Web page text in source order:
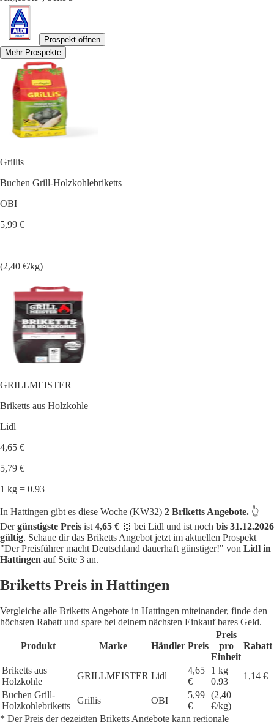
Prospekt öffnen
Mehr Prospekte
Grillis
Buchen Grill-Holzkohlebriketts
OBI
5,99 €
(2,40 €/kg)
GRILLMEISTER
Briketts aus Holzkohle
Lidl
4,65 €
5,79 €
1 kg = 0.93
In Hattingen gibt es diese Woche (KW32) 2 Briketts Angebote. 👆
Dergünstigste Preis ist 4,65 € 🥇 bei Lidl und ist noch bis 31.12.2026
gültig. Schaue dir das Briketts Angebot jetzt im aktuellen Prospekt
"Der Preisführer macht Deutschland dauerhaft günstiger!" von Lidl in
Hattingen auf Seite 3 an.
Briketts Preis in Hattingen
Vergleiche alle Briketts Angebote in Hattingen miteinander, finde den
höchsten Rabatt und spare bei deinem nächsten Einkauf bares Geld.
Produkt Marke Händler Preis
Preis
pro
Einheit
Rabatt
Briketts aus
Holzkohle
GRILLMEISTER Lidl
4,65
€
1 kg =
0.93
1,14 €
Buchen Grill-
Holzkohlebriketts
Grillis OBI
5,99
€
(2,40
€/kg)
* Der Preis der gezeigten Briketts Angebote kann regionale